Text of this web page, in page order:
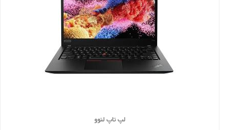
لپ تاپ لنوو